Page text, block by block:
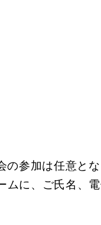
参加は任意と
に、ご氏名、